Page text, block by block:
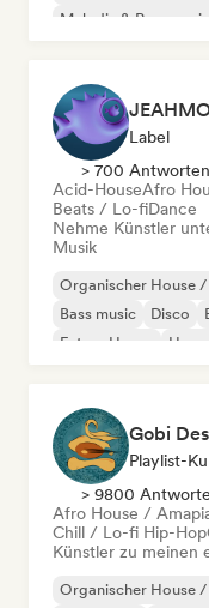
Melodic &
Label
> 700
Acid-HouseAfro
Beats / Lo-fiDance
Nehme Künstler
Musik
Organischer House
Bass music
Disco
Future House
House
Gobi
Playlist-
> 9800
Afro House /
Chill / Lo-fi Hip-Hop
Künstler zu meinen
Organischer House